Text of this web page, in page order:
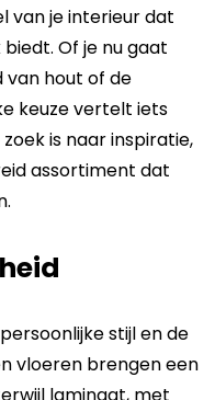
van je interieur dat
Of je nu gaat
van hout of de
keuze vertelt iets
is naar inspiratie,
assortiment dat
stijl en de
vloeren brengen een
laminaat, met